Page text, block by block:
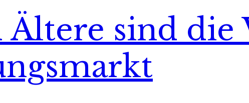
Ältere sind die